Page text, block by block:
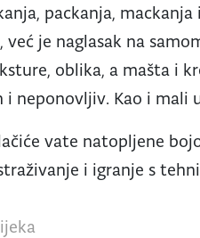
packanja,
je naglasak na
oblika, a mašta i
neponovljiv. Kao i mali
vate natopljene
i igranje s